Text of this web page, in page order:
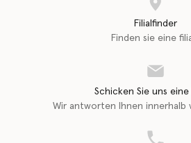
Filialfinder
Finden sie eine
Schicken Sie uns eine
Wir antworten Ihnen innerhalb